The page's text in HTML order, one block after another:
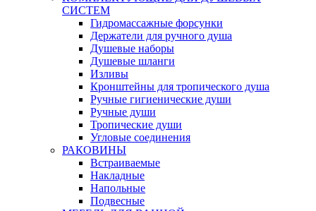
СИСТЕМ
Гидромассажные форсунки
Держатели для ручного душа
Душевые наборы
Душевые шланги
Изливы
Кронштейны для тропического душа
Ручные гигиенические души
Ручные души
Тропические души
Угловые соединения
РАКОВИНЫ
Встраиваемые
Накладные
Напольные
Подвесные